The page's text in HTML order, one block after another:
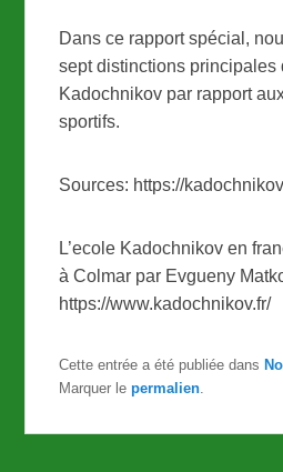
Dans ce rapport spécial,
sept distinctions principales
Kadochnikov par rapport
sportifs.
Sources: https://
L’ecole Kadochnikov en
à Colmar par Evgueny
https://www.kadochnikov.fr/
Cette entrée a été publiée dans
Marquer lepermalien.